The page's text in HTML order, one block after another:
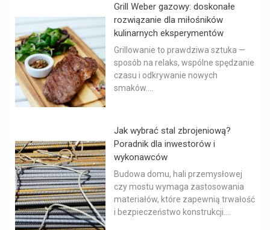
Grill Weber gazowy: doskonałe
rozwiązanie dla miłośników
kulinarnych eksperymentów
Grillowanie to prawdziwa sztuka —
sposób na relaks, wspólne spędzanie
czasu i odkrywanie nowych
smaków....
Jak wybrać stal zbrojeniową?
Poradnik dla inwestorów i
wykonawców
Budowa domu, hali przemysłowej
czy mostu wymaga zastosowania
materiałów, które zapewnią trwałość
i bezpieczeństwo konstrukcji....